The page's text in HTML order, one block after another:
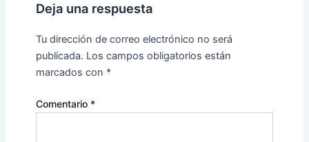
Deja una respuesta
Tu dirección de correo electrónico no será
publicada. Los campos obligatorios están
marcados con *
Comentario *